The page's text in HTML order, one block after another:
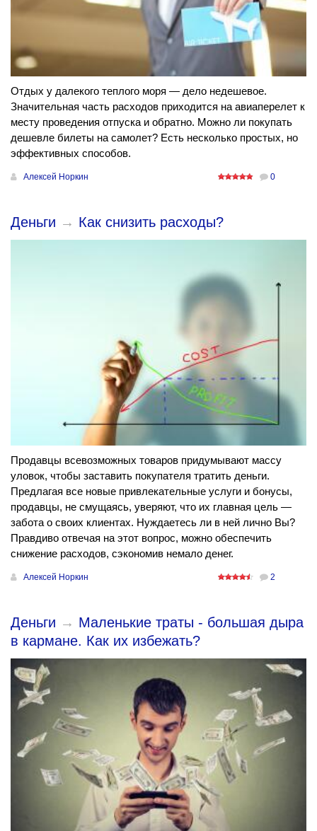
Отдых у далекого теплого моря — дело недешевое.
Значительная часть расходов приходится на авиаперелет к
месту проведения отпуска и обратно. Можно ли покупать
дешевле билеты на самолет? Есть несколько простых, но
эффективных способов.
Алексей Норкин 0
Деньги → Как снизить расходы?
Продавцы всевозможных товаров придумывают массу
уловок, чтобы заставить покупателя тратить деньги.
Предлагая все новые привлекательные услуги и бонусы,
продавцы, не смущаясь, уверяют, что их главная цель —
забота о своих клиентах. Нуждаетесь ли в ней лично Вы?
Правдиво отвечая на этот вопрос, можно обеспечить
снижение расходов, сэкономив немало денег.
Алексей Норкин 2
Деньги → Маленькие траты - большая дыра
в кармане. Как их избежать?